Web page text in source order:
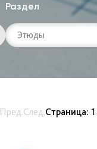
Раздел
Этюды
Пред.След.Страница: 1